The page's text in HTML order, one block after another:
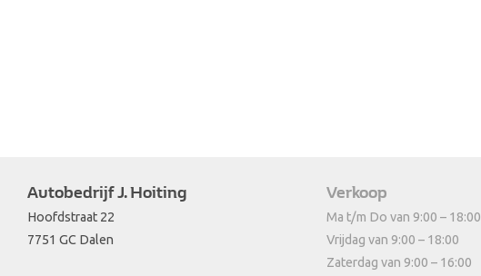
Autobedrijf J. Hoiting
Hoofdstraat 22
7751 GC Dalen
Verkoop
Ma t/m Do van 9:00 – 18:00
Vrijdag van 9:00 – 18:00
Zaterdag van 9:00 – 16:00